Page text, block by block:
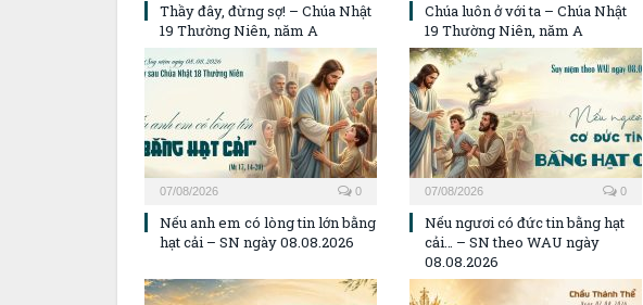
Thầy đây, đừng sợ! – Chúa Nhật
19 Thường Niên, năm A
Chúa luôn ở với ta – Chúa Nhật
19 Thường Niên, năm A
07/08/2026 0
Nếu anh em có lòng tin lớn bằng
hạt cải – SN ngày 08.08.2026
07/08/2026 0
Nếu ngươi có đức tin bằng hạt
cải… – SN theo WAU ngày
08.08.2026